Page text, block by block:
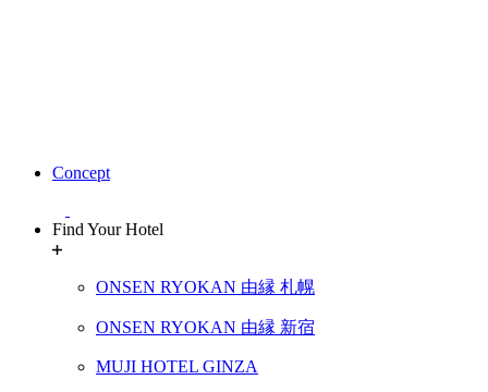
Concept
Find Your Hotel
ONSEN RYOKAN 由縁 札幌
ONSEN RYOKAN 由縁 新宿
MUJI HOTEL GINZA